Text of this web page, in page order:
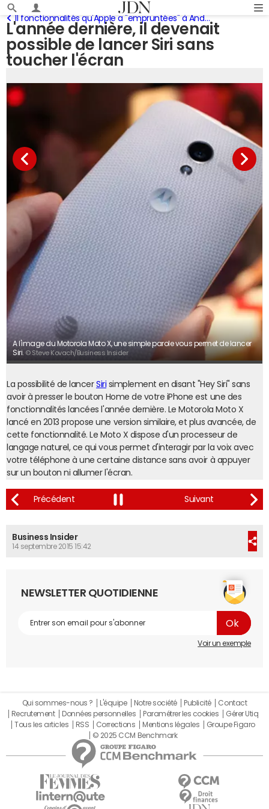
L'année dernière, il devenait
possible de lancer Siri sans
toucher l'écran
11 fonctionnalités qu'Apple a "empruntées" à Android l'année dernière
A l'image du Motorola Moto X, une simple parole vous permet de lancer
Siri. © Steve Kovach/Business Insider
La possibilité de lancerSiri simplement en disant "Hey Siri" sans
avoir à presser le bouton Home de votre iPhone est une des
fonctionnalités lancées l'année dernière. Le Motorola Moto X
lancé en 2013 propose une version similaire, et plus avancée, de
cette fonctionnalité. Le Moto X dispose d'un processeur de
langage naturel, ce qui vous permet d'interagir par la voix avec
votre téléphone à une certaine distance sans avoir à appuyer
sur un bouton ni allumer l'écran.
Business Insider
14 septembre 2015 15:42
NEWSLETTER QUOTIDIENNE
Voir un exemple
Qui sommes-nous ? L'équipe Notre société Publicité
Contact
Recrutement
Données personnelles Paramétrer les cookies
Gérer Utiq
Tous les articles
RSS Corrections Mentions légales
Groupe Figaro
© 2025 CCM Benchmark